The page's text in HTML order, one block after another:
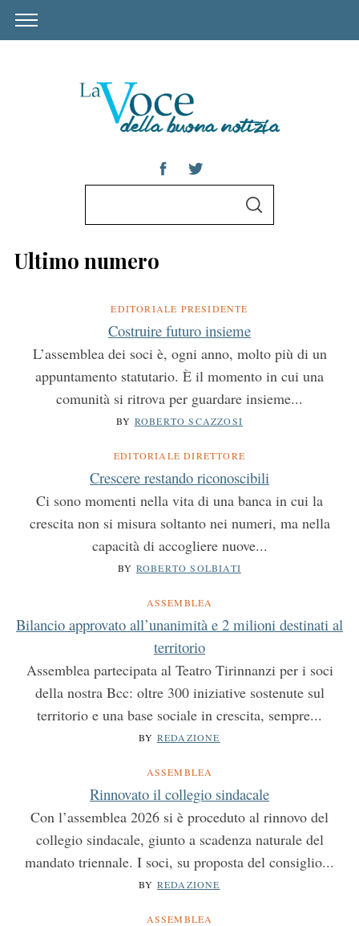
r
o
r
:
S
Ultimo numero
EDITORIALE PRESIDENTE
Costruire futuro insieme
L’assemblea dei soci è, ogni anno, molto più di un
appuntamento statutario. È il momento in cui una
comunità si ritrova per guardare insieme...
BY ROBERTO SCAZZOSI
EDITORIALE DIRETTORE
Crescere restando riconoscibili
Ci sono momenti nella vita di una banca in cui la
crescita non si misura soltanto nei numeri, ma nella
capacità di accogliere nuove...
BY ROBERTO SOLBIATI
ASSEMBLEA
Bilancio approvato all’unanimità e 2 milioni destinati al
territorio
Assemblea partecipata al Teatro Tirinnanzi per i soci
della nostra Bcc: oltre 300 iniziative sostenute sul
territorio e una base sociale in crescita, sempre...
BY REDAZIONE
ASSEMBLEA
Rinnovato il collegio sindacale
Con l’assemblea 2026 si è proceduto al rinnovo del
collegio sindacale, giunto a scadenza naturale del
mandato triennale. I soci, su proposta del consiglio...
BY REDAZIONE
ASSEMBLEA